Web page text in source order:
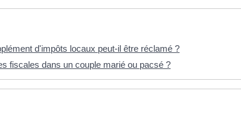
d'impôts locaux peut-il être réclamé ?
fiscales dans un couple marié ou pacsé ?